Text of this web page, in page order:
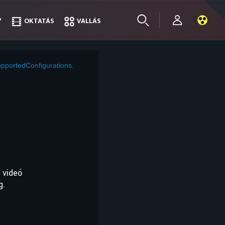
OKTATÁS VALLÁS
OKTATÁS VALLÁS